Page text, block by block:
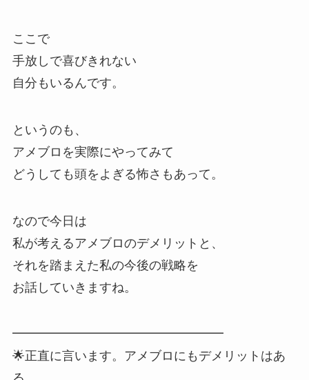
ここで
手放しで喜びきれない
自分もいるんです。
というのも、
アメブロを実際にやってみて
どうしても頭をよぎる怖さもあって。
なので今日は
私が考えるアメブロのデメリットと、
それを踏まえた私の今後の戦略を
お話していきますね。
━━━━━━━━━━━━━━━━━
🌟正直に言います。アメブロにもデメリットはあ